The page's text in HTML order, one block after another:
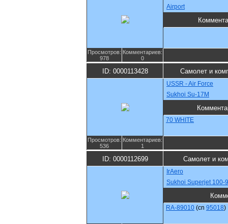
Airport
Просмотров:
978
Комментариев:
0
ID: 0000113428 Самолет и
USSR - Air Force
Sukhoi Su-17M
70 WHITE
Просмотров:
536
Комментариев:
1
ID: 0000112699 Самолет и
IrAero
Sukhoi Superjet 100-
RA-89010 (cn 95018)